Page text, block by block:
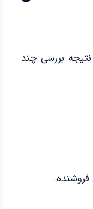
بررسی چند
فروشنده.